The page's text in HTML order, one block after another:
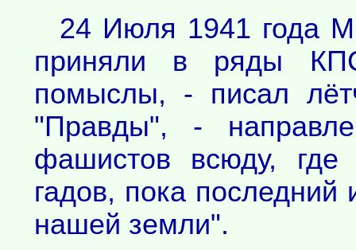
24 Июля 1941 года
приняли в ряды
помыслы, - писал
"Правды", -
фашистов всюду, где
гадов, пока
нашей земли".